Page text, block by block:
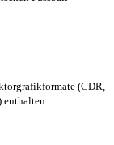
(CDR,
enthalten.